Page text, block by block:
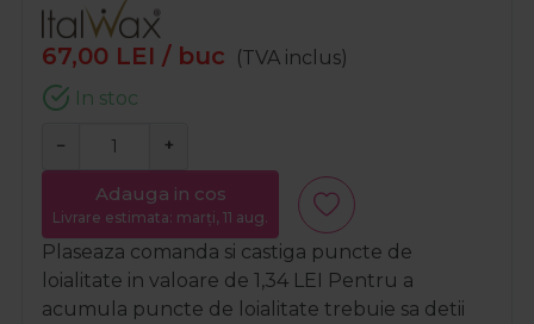
67,00 LEI / buc
(TVA inclus)
In stoc
− +
Adauga in cos
Livrare estimata: marți, 11 aug.
Plaseaza comanda si castiga puncte de
loialitate in valoare de 1,34 LEI Pentru a
acumula puncte de loialitate trebuie sa detii